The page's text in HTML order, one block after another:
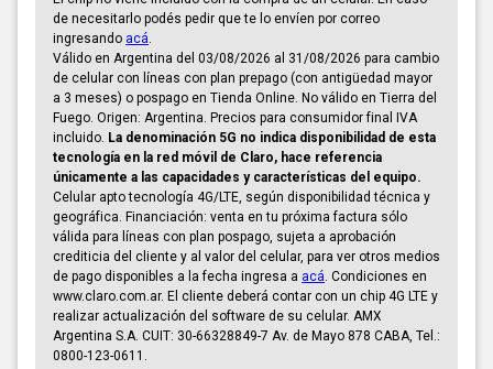
de necesitarlo podés pedir que te lo envíen por correo
ingresando acá
Válido en Argentina del 03/08/2026 al 31/08/2026 para cambio
de celular con líneas con plan prepago (con antigüedad mayor
a 3 meses) o pospago en Tienda Online. No válido en Tierra del
Fuego. Origen: Argentina. Precios para consumidor final IVA
incluido. La denominación 5G no indica disponibilidad de esta
tecnología en la red móvil de Claro, hace referencia
únicamente a las capacidades y características del equipo.
Celular apto tecnología 4G/LTE, según disponibilidad técnica y
geográfica. Financiación: venta en tu próxima factura sólo
válida para líneas con plan pospago, sujeta a aprobación
crediticia del cliente y al valor del celular, para ver otros medios
de pago disponibles a la fecha ingresa a acá . Condiciones en
www.claro.com.ar. El cliente deberá contar con un chip 4G LTE y
realizar actualización del software de su celular. AMX
Argentina S.A. CUIT: 30-66328849-7 Av. de Mayo 878 CABA, Tel.:
0800-123-0611.